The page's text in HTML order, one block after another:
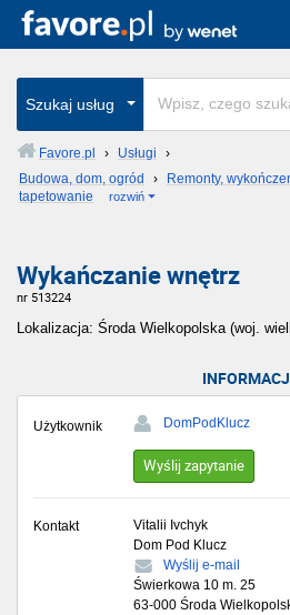
Szukaj usług
Favore.pl › Usługi
›
Budowa, dom, ogród
› Remonty,
tapetowanie
rozwiń
Wykańczanie wnętrz
nr 513224
Lokalizacja: Środa Wielkopolska (woj.
Użytkownik DomPodKlucz
Wyślij zapytanie
Kontakt
Vitalii Ivchyk
Dom Pod Klucz
Wyślij e-mail
Świerkowa 10 m. 25
63-000 Środa